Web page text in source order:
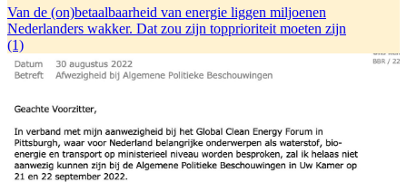
Van de (on)betaalbaarheid van energie liggen miljoenen
Nederlanders wakker. Dat zou zijn topprioriteit moeten zijn
(1)